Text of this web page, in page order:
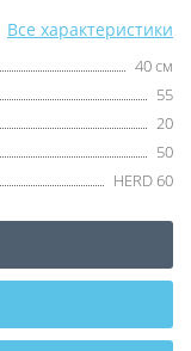
Все характеристики
40 см
55
20
50
HERD 60